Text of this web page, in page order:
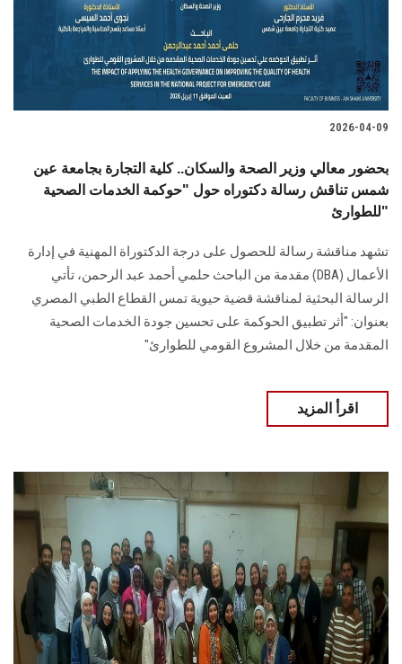
2026-04-09
بحضور معالي وزير الصحة والسكان.. كلية التجارة بجامعة عين
شمس تناقش رسالة دكتوراه حول "حوكمة الخدمات الصحية
للطوارئ"
تشهد مناقشة رسالة للحصول على درجة الدكتوراة المهنية في إدارة
الأعمال (DBA) مقدمة من الباحث حلمي أحمد عبد الرحمن، تأتي
الرسالة البحثية لمناقشة قضية حيوية تمس القطاع الطبي المصري
بعنوان: "أثر تطبيق الحوكمة على تحسين جودة الخدمات الصحية
المقدمة من خلال المشروع القومي للطوارئ"
اقرأ المزيد